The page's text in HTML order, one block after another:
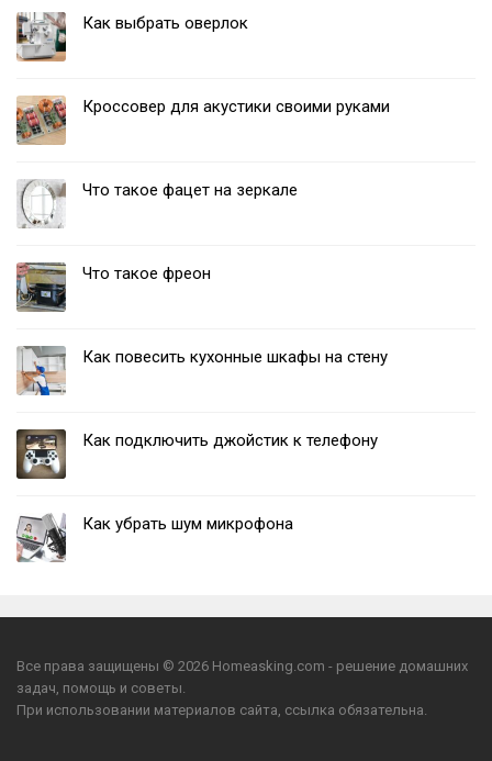
Как выбрать оверлок
Кроссовер для акустики своими руками
Что такое фацет на зеркале
Что такое фреон
Как повесить кухонные шкафы на стену
Как подключить джойстик к телефону
Как убрать шум микрофона
Все права защищены © 2026 Homeasking.com - решение домашних
задач, помощь и советы.
При использовании материалов сайта, ссылка обязательна.